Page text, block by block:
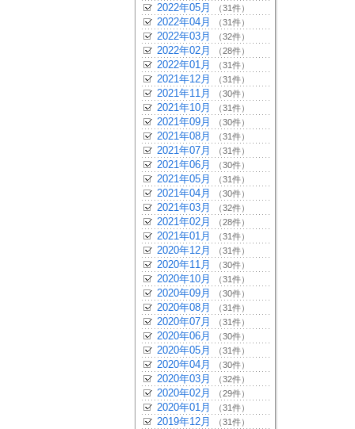
2022年05月 （31件）
2022年04月 （31件）
2022年03月 （32件）
2022年02月 （28件）
2022年01月 （31件）
2021年12月 （31件）
2021年11月 （30件）
2021年10月 （31件）
2021年09月 （30件）
2021年08月 （31件）
2021年07月 （31件）
2021年06月 （30件）
2021年05月 （31件）
2021年04月 （30件）
2021年03月 （32件）
2021年02月 （28件）
2021年01月 （31件）
2020年12月 （31件）
2020年11月 （30件）
2020年10月 （31件）
2020年09月 （30件）
2020年08月 （31件）
2020年07月 （31件）
2020年06月 （30件）
2020年05月 （31件）
2020年04月 （30件）
2020年03月 （32件）
2020年02月 （29件）
2020年01月 （31件）
2019年12月 （31件）